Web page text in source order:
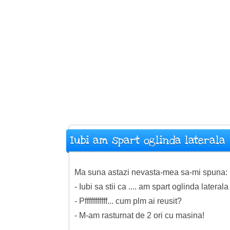
Iubi am spart oglinda laterala
Ma suna astazi nevasta-mea sa-mi spuna:
- Iubi sa stii ca .... am spart oglinda laterala
- Pfffffffffff... cum plm ai reusit?
- M-am rasturnat de 2 ori cu masina!